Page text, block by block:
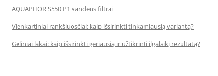
AQUAPHOR S550 P1 vandens filtrai
Vienkartiniai rankšluosčiai: kaip išsirinkti tinkamiausią variantą?
Geliniai lakai: kaip išsirinkti geriausią ir užtikrinti ilgalaikį rezultatą?